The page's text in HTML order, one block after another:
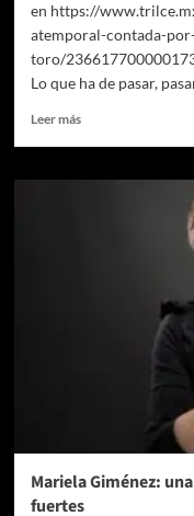
en https://
atemporal-contada-
toro/
Lo que ha de pasar,
Leer másLeer
El
y
en
Mariela Giménez:
fuertes